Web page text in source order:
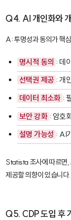
Q4. AI 개인화와
A: 투명성과 동의가 핵
명시적 동의 : 데
선택권 제공 : 개
데이터 최소화 :
보안 강화 : 암호
설명 가능성 : AI
Statista 조사에 따르면,
제공할 의향이 있습니
Q5. CDP 도입 후